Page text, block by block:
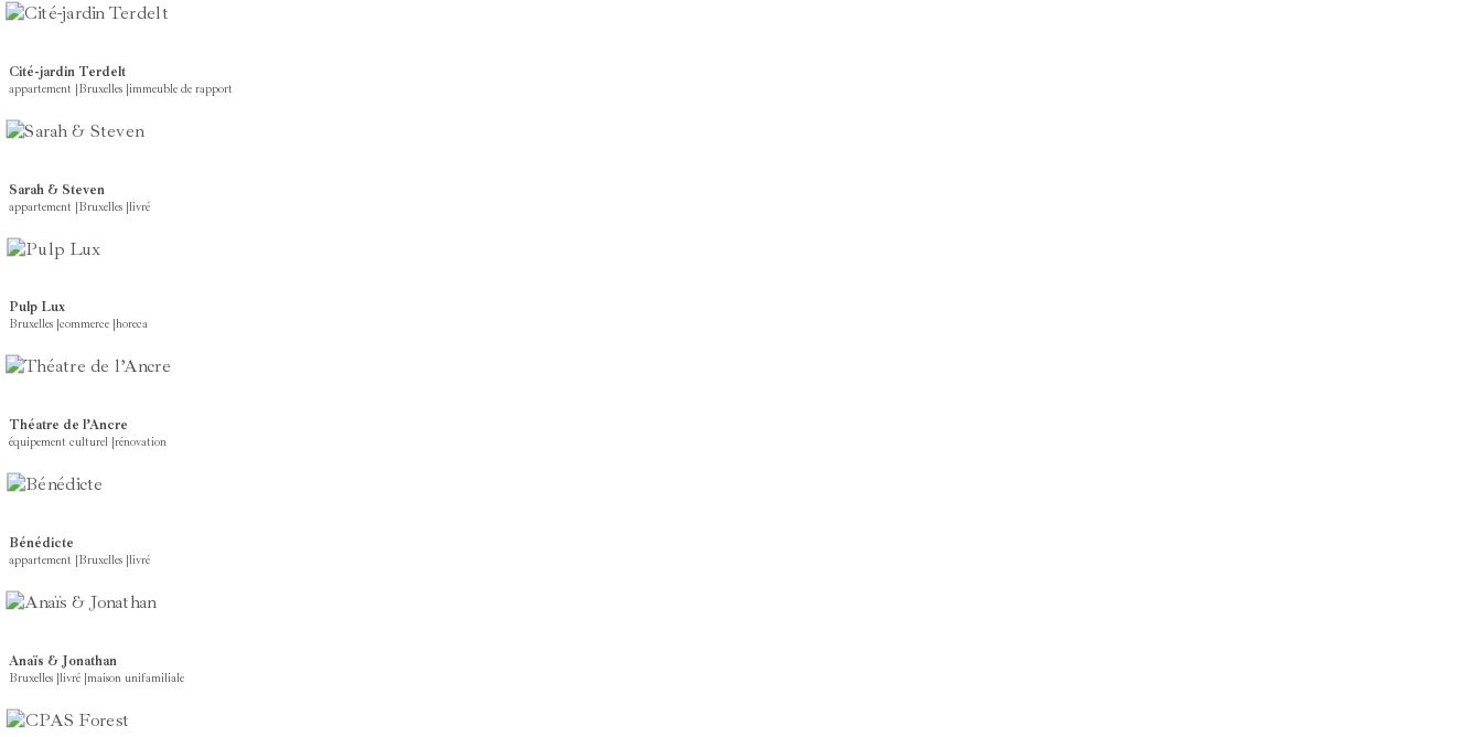
Cité-jardin Terdelt
appartement |Bruxelles |immeuble de rapport
Sarah & Steven
appartement |Bruxelles |livré
Pulp Lux
Bruxelles commerce horeca
Théatre de l’Ancre
équipement culturel rénovation
Bénédicte
appartement Bruxelles livré
Anaïs & Jonathan
Bruxelles livré maison unifamiliale